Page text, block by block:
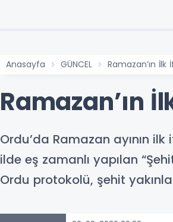
Anasayfa GÜNCEL Ramazan’ın İlk
Ramazan’ın
Ordu’da Ramazan ayının
ilde eş zamanlı yapılan
Ordu protokolü, şehit